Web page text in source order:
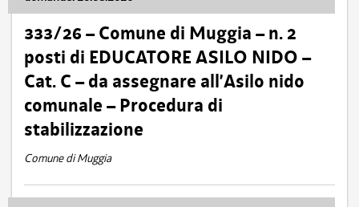
333/26 – Comune di Muggia – n. 2
posti di EDUCATORE ASILO NIDO –
Cat. C – da assegnare all’Asilo nido
comunale – Procedura di
stabilizzazione
Comune di Muggia